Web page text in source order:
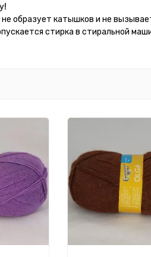
не образует катышков и не
стирка в стиральной